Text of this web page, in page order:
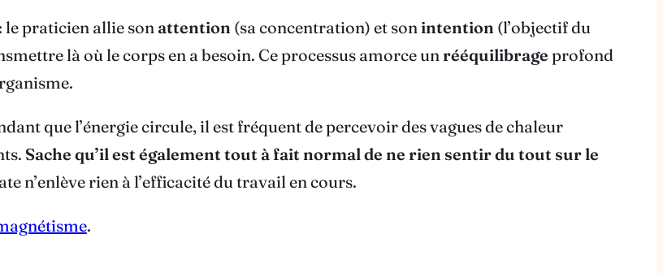
le praticien allie son attention (sa concentration) et sonintention (l’objectif du
là où le corps en a besoin. Ce processus amorce unrééquilibrage profond
que l’énergie circule, il est fréquent de percevoir des vagues de chaleur
Sache qu’il est également tout à fait normal de ne rien sentir du tout sur le
n’enlève rien à l’efficacité du travail en cours.
.